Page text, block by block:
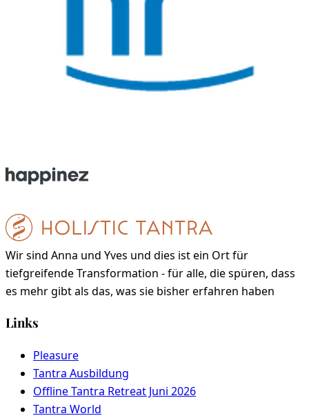
Wir sind Anna und Yves und dies ist ein Ort für
tiefgreifende Transformation - für alle, die spüren, dass
es mehr gibt als das, was sie bisher erfahren haben
Links
Pleasure
Tantra Ausbildung
Offline Tantra Retreat Juni 2026
Tantra World